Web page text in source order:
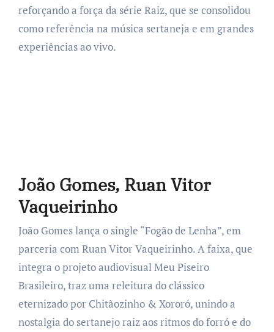
reforçando a força da série Raiz, que se consolidou
como referência na música sertaneja e em grandes
experiências ao vivo.
João Gomes, Ruan Vitor
Vaqueirinho
João Gomes lança o single “Fogão de Lenha”, em
parceria com Ruan Vitor Vaqueirinho. A faixa, que
integra o projeto audiovisual Meu Piseiro
Brasileiro, traz uma releitura do clássico
eternizado por Chitãozinho & Xororó, unindo a
nostalgia do sertanejo raiz aos ritmos do forró e do